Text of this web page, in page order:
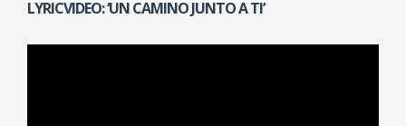
LYRICVIDEO: ‘UN CAMINO JUNTO A TI’